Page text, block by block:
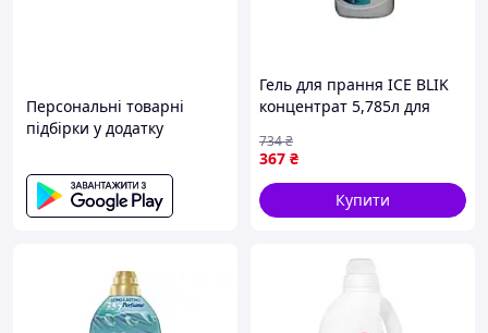
Персональні товарні
підбірки у додатку
Гель для прання ICE BLIK
концентрат 5,785л для
усуває знебарвлення
мікроволокон
367 ₴
734₴
Купити